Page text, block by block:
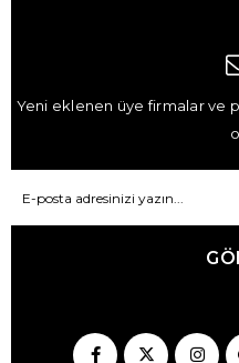
Yeni eklenen üye firmalar